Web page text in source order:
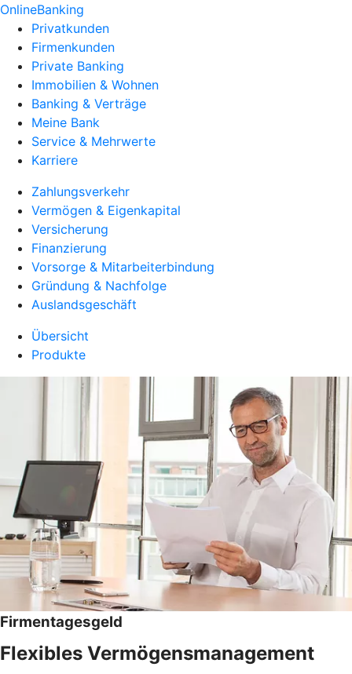
OnlineBanking
Privatkunden
Firmenkunden
Private Banking
Immobilien & Wohnen
Banking & Verträge
Meine Bank
Service & Mehrwerte
Karriere
Zahlungsverkehr
Vermögen & Eigenkapital
Versicherung
Finanzierung
Vorsorge & Mitarbeiterbindung
Gründung & Nachfolge
Auslandsgeschäft
Übersicht
Produkte
Firmentagesgeld
Flexibles Vermögensmanagement